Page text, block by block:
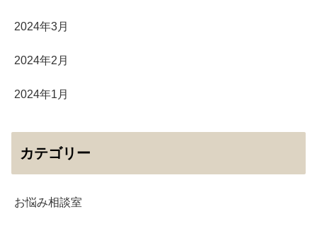
2024年3月
2024年2月
2024年1月
カテゴリー
お悩み相談室